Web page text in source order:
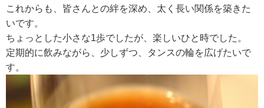
これからも、皆さんとの絆を深め、太く長い関係を築きた
いです。
ちょっとした小さな1歩でしたが、楽しいひと時でした。
定期的に飲みながら、少しずつ、タンスの輪を広げたいで
す。